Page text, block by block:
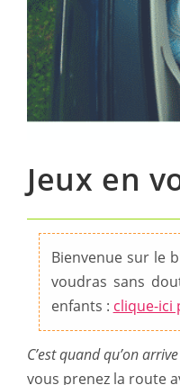
Jeux en
Bienvenue sur le
voudras sans
enfants : clique-ici
C’est quand qu’on
vous prenez la route